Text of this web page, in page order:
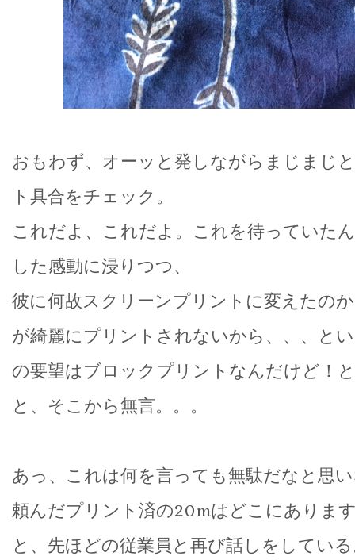
おもわず、オーッと発しながらまじまじ
ト具合をチェック。
これだよ、これだよ。これを待っていた
した感動に浸りつつ、
彼に何故スクリーンプリントに変えたの
が綺麗にプリントされないから、、、と
の要望はブロックプリントなんだけど！
と、そこから無言。。。
あっ、これは何を言っても無駄だなと思
頼んだプリント済の20mはどこにありま
と、先ほどの従業員と再び話しをしてい